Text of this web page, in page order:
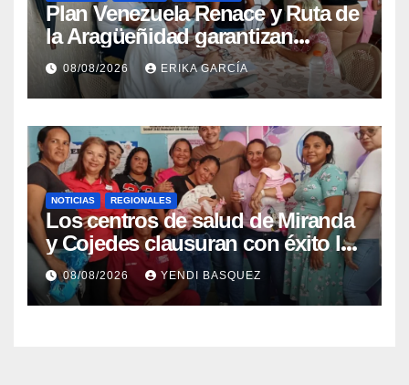
Plan Venezuela Renace y Ruta de
la Aragüeñidad garantizan
atención médica integral en
Aragua
08/08/2026 ERIKA GARCÍA
NOTICIAS REGIONALES
Los centros de salud de Miranda
y Cojedes clausuran con éxito la
Semana Mundial de la Lactancia
Materna
08/08/2026 YENDI BASQUEZ